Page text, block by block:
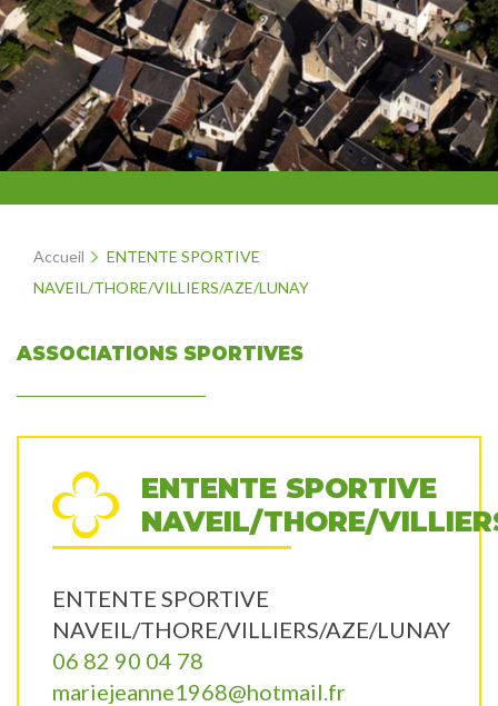
Accueil
ENTENTE SPORTIVE
NAVEIL/THORE/VILLIERS/AZE/LUNAY
ASSOCIATIONS SPORTIVES
ENTENTE SPORTIVE
NAVEIL/THORE/
ENTENTE SPORTIVE
NAVEIL/THORE/VILLIERS/AZE/LUNAY
06 82 90 04 78
mariejeanne1968@hotmail.fr